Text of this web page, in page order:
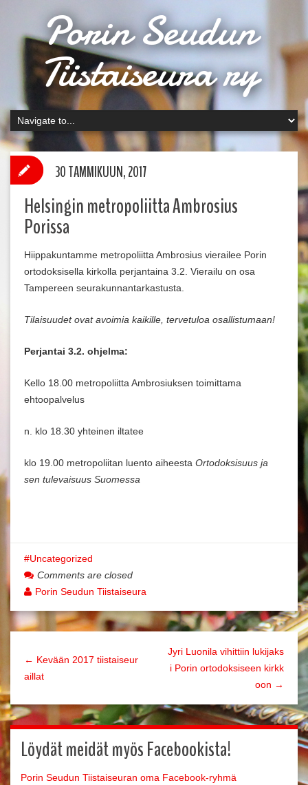
Porin Seudun
Tiistaiseura ry
Helsingin metropoliitta Ambrosius
Porissa
Hiippakuntamme metropoliitta Ambrosius vierailee Porin
ortodoksisella kirkolla perjantaina 3.2. Vierailu on osa
Tampereen seurakunnantarkastusta.
Tilaisuudet ovat avoimia kaikille, tervetuloa osallistumaan!
Perjantai 3.2. ohjelma:
Kello 18.00 metropoliitta Ambrosiuksen toimittama
ehtoopalvelus
n. klo 18.30 yhteinen iltatee
klo 19.00 metropoliitan luento aiheesta Ortodoksisuus ja
sen tulevaisuus Suomessa
30 TAMMIKUUN, 2017
Uncategorized
Comments are closed
Porin Seudun Tiistaiseura
← Kevään 2017 tiistaiseur
aillat
Jyri Luonila vihittiin lukijaks
i Porin ortodoksiseen kirkk
oon →
Löydät meidät myös Facebookista!
Porin Seudun Tiistaiseuran oma Facebook-ryhmä